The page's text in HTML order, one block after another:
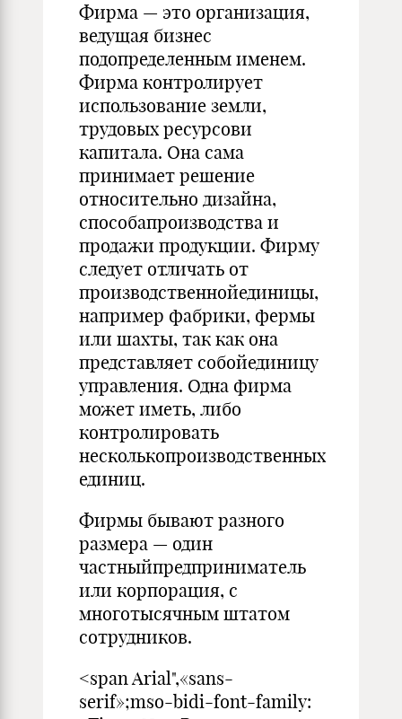
Фирма — это организация,
ведущая бизнес
подопределенным именем.
Фирма контролирует
использование земли,
трудовых ресурсови
капитала. Она сама
принимает решение
относительно дизайна,
способапроизводства и
продажи продукции. Фирму
следует отличать от
производственнойединицы,
например фабрики, фермы
или шахты, так как она
представляет собойединицу
управления. Одна фирма
может иметь, либо
контролировать
несколькопроизводственных
единиц.
Фирмы бывают разного
размера — один
частныйпредприниматель
или корпорация, с
многотысячным штатом
сотрудников.
<span Arial",«sans-
serif»;mso-bidi-font-family: